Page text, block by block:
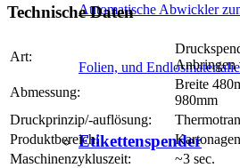
Automatische Abwickler
Folien, und
Etikettenspender
Technische Daten
Art:
Anbringen
Abmessung:
Breite
980mm
Druckprinzip/-auflösung:
Produktbereich:
Maschinenzykluszeit:
~3 sec.